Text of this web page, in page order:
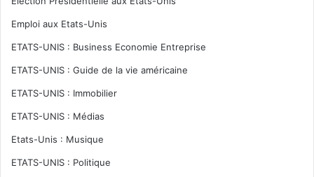
Emploi aux Etats-Unis
ETATS-UNIS : Business Economie Entreprise
ETATS-UNIS : Guide de la vie américaine
ETATS-UNIS : Immobilier
ETATS-UNIS : Médias
Etats-Unis : Musique
ETATS-UNIS : Politique